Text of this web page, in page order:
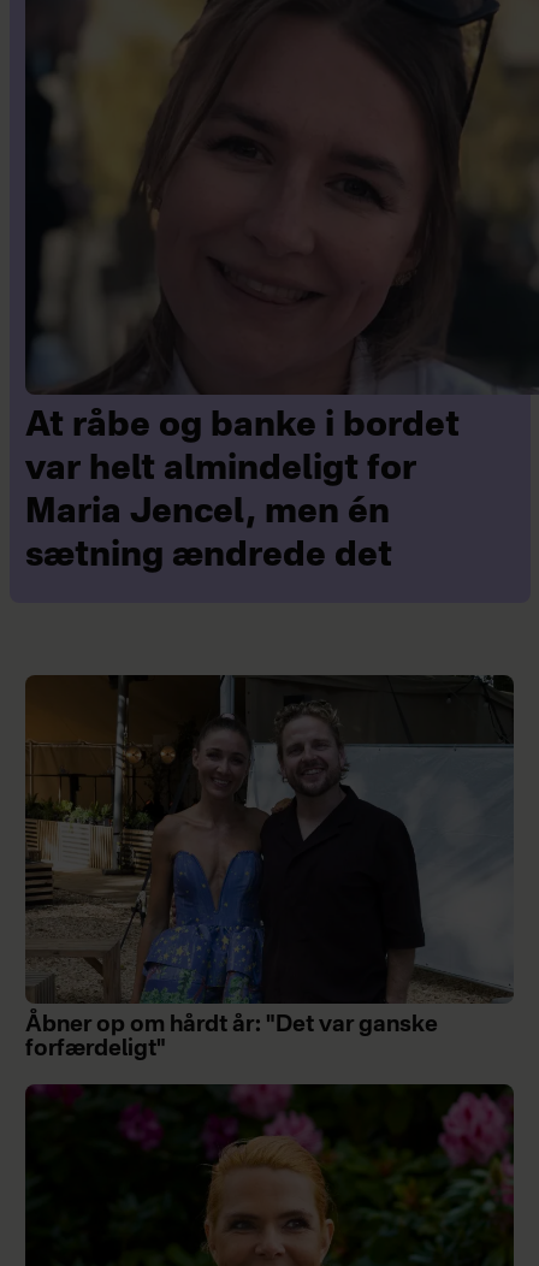
At råbe og banke i bordet
var helt almindeligt for
Maria Jencel, men én
sætning ændrede det
Åbner op om hårdt år: "Det var ganske
forfærdeligt"